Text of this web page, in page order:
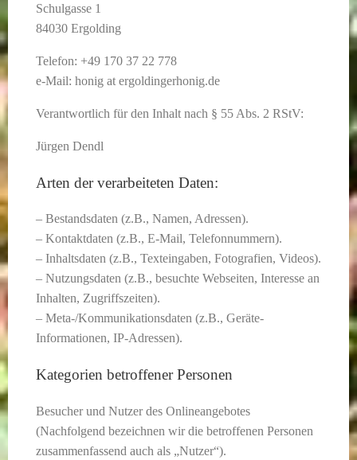
Schulgasse 1
84030 Ergolding
Telefon: +49 170 37 22 778
e-Mail: honig at ergoldingerhonig.de
Verantwortlich für den Inhalt nach § 55 Abs. 2 RStV:
Jürgen Dendl
Arten der verarbeiteten Daten:
– Bestandsdaten (z.B., Namen, Adressen).
– Kontaktdaten (z.B., E-Mail, Telefonnummern).
– Inhaltsdaten (z.B., Texteingaben, Fotografien, Videos).
– Nutzungsdaten (z.B., besuchte Webseiten, Interesse an
Inhalten, Zugriffszeiten).
– Meta-/Kommunikationsdaten (z.B., Geräte-
Informationen, IP-Adressen).
Kategorien betroffener Personen
Besucher und Nutzer des Onlineangebotes
(Nachfolgend bezeichnen wir die betroffenen Personen
zusammenfassend auch als „Nutzer“).